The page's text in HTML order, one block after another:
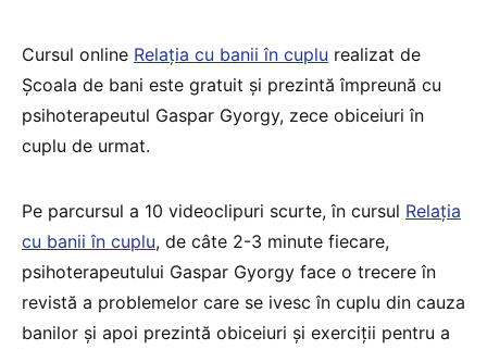
Cursul online Relația cu banii în cuplu realizat de
Școala de bani este gratuit și prezintă împreună cu
psihoterapeutul Gaspar Gyorgy, zece obiceiuri în
cuplu de urmat.
Pe parcursul a 10 videoclipuri scurte, în cursul Relația
cu banii în cuplu, de câte 2-3 minute fiecare,
psihoterapeutului Gaspar Gyorgy face o trecere în
revistă a problemelor care se ivesc în cuplu din cauza
banilor și apoi prezintă obiceiuri și exerciții pentru a